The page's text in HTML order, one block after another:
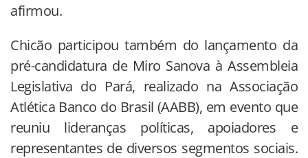
afirmou.
Chicão participou também do lançamento da
pré-candidatura de Miro Sanova à Assembleia
Legislativa do Pará, realizado na Associação
Atlética Banco do Brasil (AABB), em evento que
reuniu lideranças políticas, apoiadores e
representantes de diversos segmentos sociais.